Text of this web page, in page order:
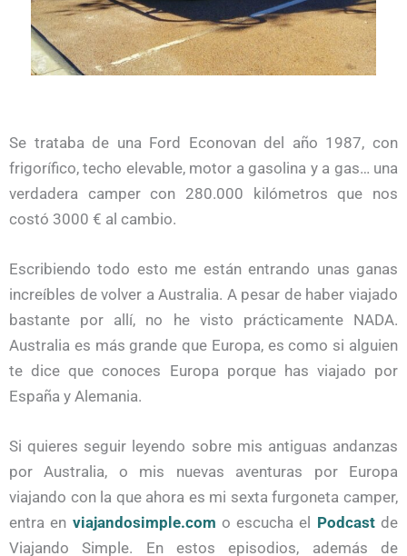
Se trataba de una Ford Econovan del año 1987, con
frigorífico, techo elevable, motor a gasolina y a gas… una
verdadera camper con 280.000 kilómetros que nos
costó 3000 € al cambio.
Escribiendo todo esto me están entrando unas ganas
increíbles de volver a Australia. A pesar de haber viajado
bastante por allí, no he visto prácticamente NADA.
Australia es más grande que Europa, es como si alguien
te dice que conoces Europa porque has viajado por
España y Alemania.
Si quieres seguir leyendo sobre mis antiguas andanzas
por Australia, o mis nuevas aventuras por Europa
viajando con la que ahora es mi sexta furgoneta camper,
entra en viajandosimple.com o escucha el Podcastde
Viajando Simple. En estos episodios, además de